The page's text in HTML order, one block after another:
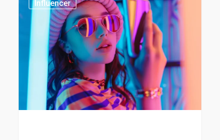
redes
sociales
2026
Influencer